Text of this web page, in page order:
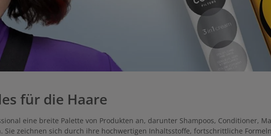
für die Haare
eine breite Palette von Produkten an, darunter Shampoos, Conditioner,
zeichnen sich durch ihre hochwertigen Inhaltsstoffe, fortschrittliche